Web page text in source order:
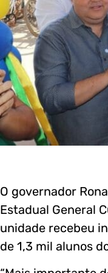
O governador
Estadual General
unidade recebeu
de 1,3 mil alunos